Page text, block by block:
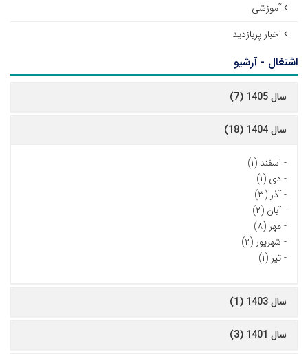
آموزشی
اخبار پربازدید
اشتغال - آرشیو
سال 1405 (7)
سال 1404 (18)
- اسفند (۱)
- دی (۱)
-آذر (۳)
-آبان (۲)
-مهر (۸)
- شهریور (۲)
-تیر (۱)
سال 1403 (1)
سال 1401 (3)